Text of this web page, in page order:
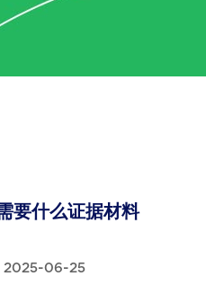
要什么证据材料
2025-06-25